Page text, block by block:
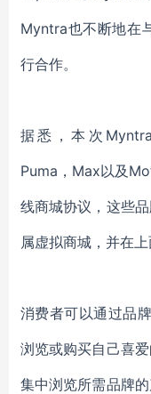
Myntra也不断地在
行合作。
据悉，本次
Puma，Max以及
线商城协议，这些
属虚拟商城，并在
消费者可以通过品
浏览或购买自己喜
集中浏览所需品牌的